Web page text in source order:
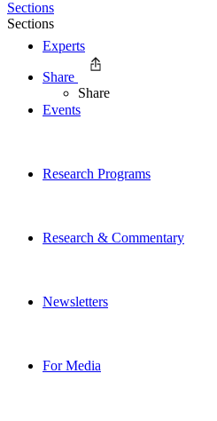
Experts
Events
Research Programs
Research & Commentary
Newsletters
For Media
Sections
Sections
Share
Share